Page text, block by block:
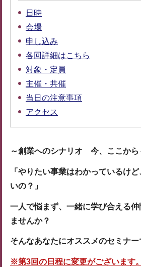
日時
会場
申し込み
各回詳細はこちら
対象・定員
主催・共催
当日の注意事項
アクセス
～創業へのシナリオ 今、ここから
「やりたい事業はわかっているけ
いの？」
一人で悩まず、一緒に学び合える
ませんか？
そんなあなたにオススメのセミナー
※第3回の日程に変更がございます